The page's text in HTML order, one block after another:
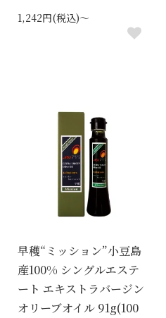
1,242円(税込)～
早穫“ミッション”小豆島
産100% シングルエステ
ート エキストラバージン
オリーブオイル 91g(100